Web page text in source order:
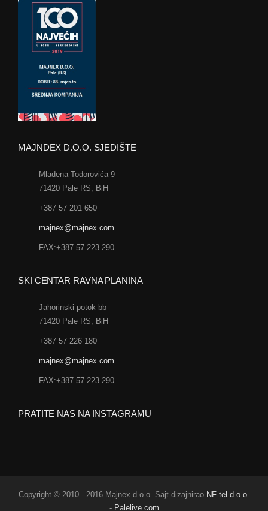
MAJNDEX D.O.O. SJEDIŠTE
Mladena Todorovića 9
71420 Pale RS, BiH
+387 57 201 650
majnex@majnex.com
FAX:+387 57 223 290
SKI CENTAR RAVNA PLANINA
Jahorinski potok bb
71420 Pale RS, BiH
+387 57 226 180
majnex@majnex.com
FAX:+387 57 223 290
PRATITE NAS NA INSTAGRAMU
Copyright © 2010 - 2016 Majnex d.o.o. Sajt dizajnirao NF-tel d.o.o.
- Palelive.com